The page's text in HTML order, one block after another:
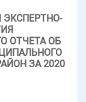
ЭКСПЕРТНО-
ОТЧЕТА ОБ
ЗА 2020